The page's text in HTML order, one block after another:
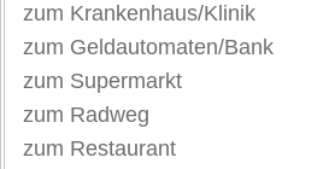
zum Krankenhaus/Klinik
zum Geldautomaten/Bank
zum Supermarkt
zum Radweg
zum Restaurant